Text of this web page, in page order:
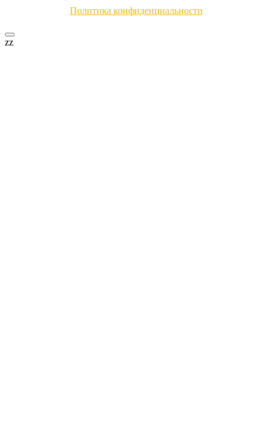
Политика конфиденциальности
zz